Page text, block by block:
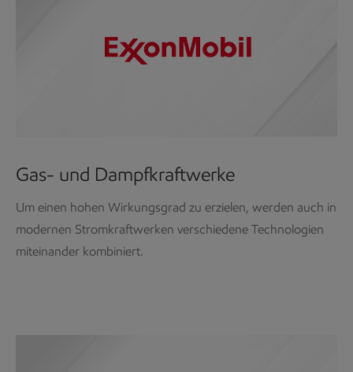
Gas- und Dampfkraftwerke
Um einen hohen Wirkungsgrad zu erzielen, werden auch in
modernen Stromkraftwerken verschiedene Technologien
miteinander kombiniert.